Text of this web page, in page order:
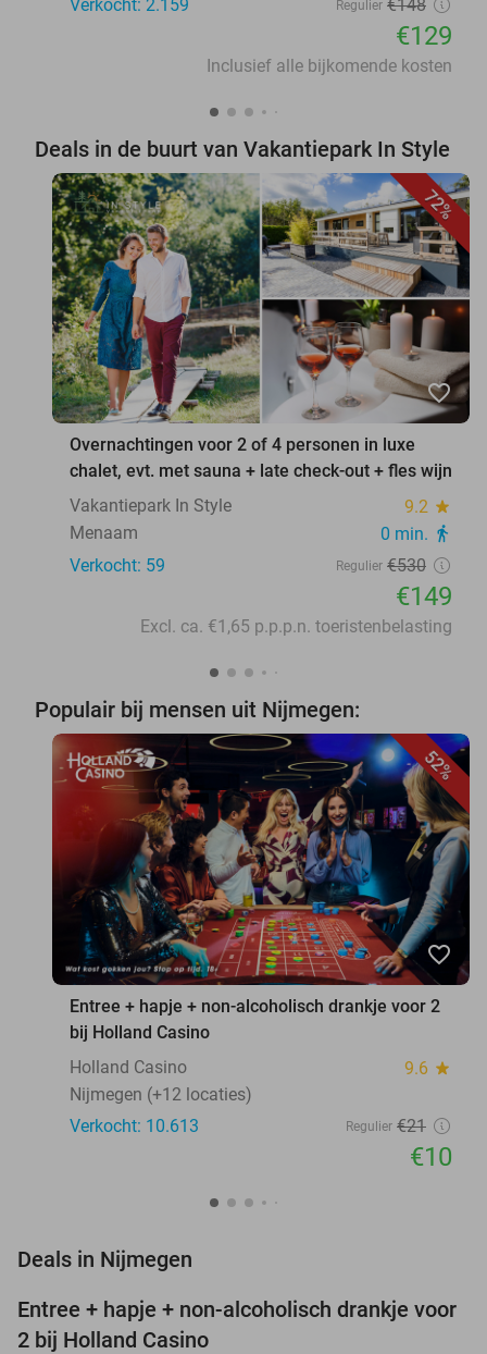
Verkocht: 2.159
Regulier €148
€129
Inclusief alle bijkomende kosten
Deals in de buurt van Vakantiepark In Style
72%
favorite_border
Overnachtingen voor 2 of 4 personen in luxe
chalet, evt. met sauna + late check-out + fles wijn
Vakantiepark In Style
9.2 star
Menaam 0 min. directions_walk
Verkocht: 59 Regulier €530
€149
Excl. ca. €1,65 p.p.p.n. toeristenbelasting
Populair bij mensen uit Nijmegen:
52%
favorite_border
Entree + hapje + non-alcoholisch drankje voor 2
bij Holland Casino
Holland Casino
9.6 star
Nijmegen (+12 locaties)
Verkocht: 10.613
Regulier €21
€10
Deals in Nijmegen
52%
Entree + hapje + non-alcoholisch drankje voor
2 bij Holland Casino